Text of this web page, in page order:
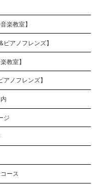
楽教室】
アノフレンズ】
教室】
ノフレンズ】
ジ
ース